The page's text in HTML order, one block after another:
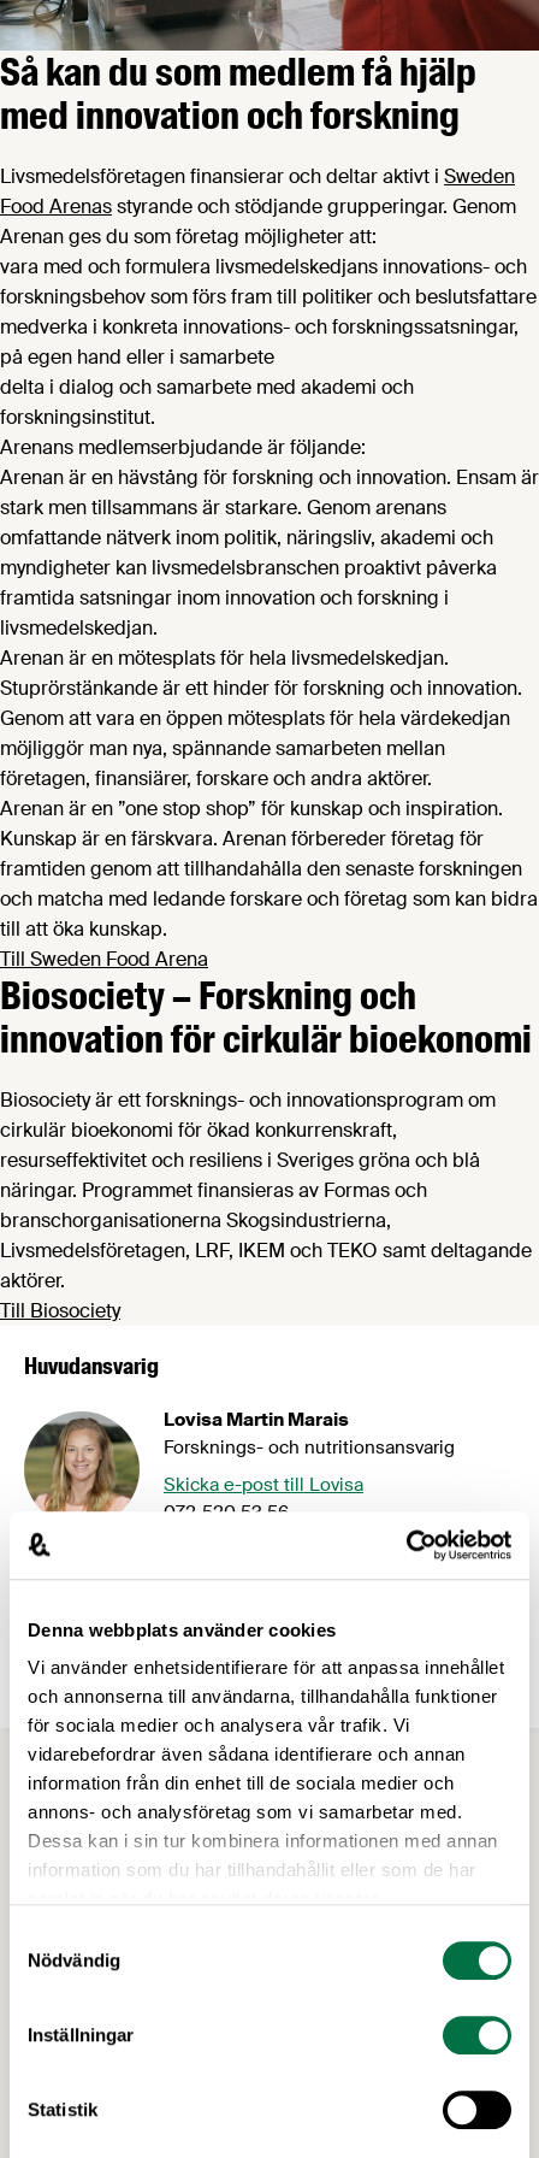
Denna webbplats använder cookies
Vi använder enhetsidentifierare för att anpassa innehållet
och annonserna till användarna, tillhandahålla funktioner
för sociala medier och analysera vår trafik. Vi
vidarebefordrar även sådana identifierare och annan
information från din enhet till de sociala medier och
annons- och analysföretag som vi samarbetar med.
Dessa kan i sin tur kombinera informationen med annan
information som du har tillhandahållit eller som de har
Nödvändig
Inställningar
Statistik
Så kan du som medlem få hjälp
med innovation och forskning
Livsmedelsföretagen finansierar och deltar aktivt i Sweden
Food Arenasstyrande och stödjande grupperingar. Genom
Arenan ges du som företag möjligheter att:
vara med och formulera livsmedelskedjans innovations- och
forskningsbehov som förs fram till politiker och beslutsfattare
medverka i konkreta innovations- och forskningssatsningar,
på egen hand eller i samarbete
delta i dialog och samarbete med akademi och
forskningsinstitut.
Arenans medlemserbjudande är följande:
Arenan är en hävstång för forskning och innovation. Ensam är
stark men tillsammans är starkare. Genom arenans
omfattande nätverk inom politik, näringsliv, akademi och
myndigheter kan livsmedelsbranschen proaktivt påverka
framtida satsningar inom innovation och forskning i
livsmedelskedjan.
Arenan är en mötesplats ​för hela livsmedelskedjan.
Stuprörstänkande är ett hinder för forskning och innovation.
Genom att vara en öppen mötesplats för hela värdekedjan
möjliggör man nya, spännande samarbeten mellan
företagen, finansiärer, forskare och andra aktörer. ​
Arenan är en ”one stop shop” för kunskap och inspiration.
Kunskap är en färskvara. Arenan förbereder företag för
framtiden genom att tillhandahålla den senaste forskningen
och matcha med ledande forskare och företag som kan bidra
till att öka kunskap.
Till Sweden Food Arena
Biosociety – Forskning och
innovation för cirkulär bioekonomi
Biosociety är ett forsknings- och innovationsprogram om
cirkulär bioekonomi för ökad konkurrenskraft,
resurseffektivitet och resiliens i Sveriges gröna och blå
näringar. Programmet finansieras av Formas och
branschorganisationerna Skogsindustrierna,
Livsmedelsföretagen, LRF, IKEM och TEKO samt deltagande
aktörer.
Till Biosociety
Huvudansvarig
Lovisa Martin Marais
Forsknings- och nutritionsansvarig
Skicka e-post till Lovisa
072-520 53 56
Lovisa är ansvarig för forskning och innovation samt mat
Livsmedelsföretagens FoU-referensgrupp och
Nutritionsgrupp med vilka hon driver frågor som
finansiering av livsmedel, bioekonomi och
livsmedelsindustrins bidrag till goda matvanor. Lovisa har
en akademisk bakgrund som livsmedelsagronom och
civilingenjör inom bioteknik. Hon har lång erfarenhet från
livsmedelsindustrin och arbete med forskning och
innovation kopplat till mat och hälsa.
VISA MER
Upptäck mer